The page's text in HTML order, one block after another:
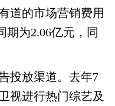
的市场营销费用
期为2.06亿元，同
放渠道。去年7
视进行热门综艺及